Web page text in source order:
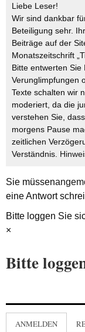
Liebe Leser!
Wir sind dankbar
Beteiligung sehr.
Beiträge auf der
Monatszeitschrift
Bitte entwerten Sie
Verunglimpfungen
Texte schalten wir
moderiert, da die
verstehen Sie,
morgens Pause
zeitlichen
Verständnis.
Sie müssen
eine Antwort
Bitte loggen Sie
×
Bitte
ANMELDEN